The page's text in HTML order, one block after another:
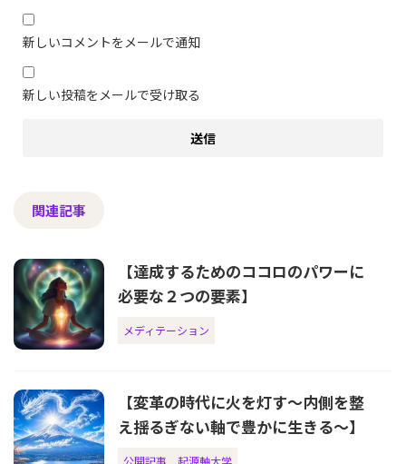
新しいコメントをメールで通知
新しい投稿をメールで受け取る
関連記事
【達成するためのココロのパワーに
必要な２つの要素】
メディテーション
【変革の時代に火を灯す〜内側を整
え揺るぎない軸で豊かに生きる〜】
公開記事 起源軸大学